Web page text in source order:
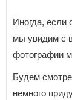
Иногда, если
мы увидим с
фотографии
Будем
немного